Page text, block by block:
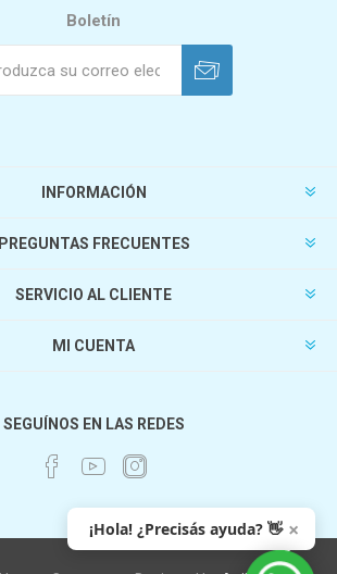
Boletín
INFORMACIÓN
PREGUNTAS FRECUENTES
SERVICIO AL CLIENTE
MI CUENTA
SEGUÍNOS EN LAS REDES
¡Hola! ¿Precisás ayuda? 👋 ×